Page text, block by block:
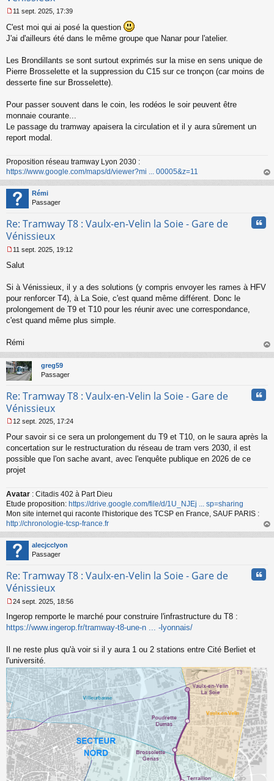
e
s
g
e
n
l
u
11 sept. 2025, 17:39
C'est moi qui ai posé la question
J'ai d'ailleurs été dans le même groupe que Nanar pour l'atelier.
Les Brondillants se sont surtout exprimés sur la mise en sens unique de
Pierre Brosselette et la suppression du C15 sur ce tronçon (car moins de
desserte fine sur Brosselette).
Pour passer souvent dans le coin, les rodéos le soir peuvent être
monnaie courante...
Le passage du tramway apaisera la circulation et il y aura sûrement un
report modal.
Proposition réseau tramway Lyon 2030 :
https://www.google.com/maps/d/viewer?mi ... 00005&z=11
au
Rémi
Passager
Re: Tramway T8 : Vaulx-en-Velin la Soie - Gare de
Vénissieux
e
g
e
n
n
u
11 sept. 2025, 19:12
Salut
Si à Vénissieux, il y a des solutions (y compris envoyer les rames à HFV
pour renforcer T4), à La Soie, c'est quand même différent. Donc le
prolongement de T9 et T10 pour les réunir avec une correspondance,
c'est quand même plus simple.
Rémi
au
greg59
Passager
Re: Tramway T8 : Vaulx-en-Velin la Soie - Gare de
Vénissieux
e
s
g
n
o
n
l
u
12 sept. 2025, 17:24
Pour savoir si ce sera un prolongement du T9 et T10, on le saura après la
concertation sur le restructuration du réseau de tram vers 2030, il est
possible que l'on sache avant, avec l'enquête publique en 2026 de ce
projet
Avatar : Citadis 402 à Part Dieu
Etude proposition: https://drive.google.com/file/d/1U_NJEj ... sp=sharing
Mon site internet qui raconte l'historique des TCSP en France, SAUF PARIS :
http://chronologie-tcsp-france.fr
au
alecjcclyon
Passager
Re: Tramway T8 : Vaulx-en-Velin la Soie - Gare de
Vénissieux
e
s
g
e
n
o
n
l
u
24 sept. 2025, 18:56
Ingerop remporte le marché pour construire l'infrastructure du T8 :
https://www.ingerop.fr/tramway-t8-une-n ... -lyonnais/
Il ne reste plus qu'à voir si il y aura 1 ou 2 stations entre Cité Berliet et
l'université.